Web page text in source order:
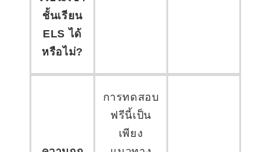
ชั้นเรียน
ELS ได้
หรือไม่?
การทดสอบ
ฟรีนี้เป็น
เพียง